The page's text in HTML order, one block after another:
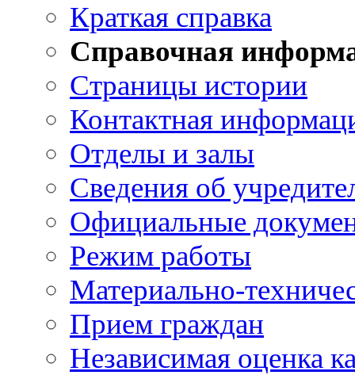
Краткая справка
Справочная
Страницы истории
Контактная
Отделы и залы
Сведения об
Официальные
Режим работы
Материально-
Прием граждан
Независимая оценка